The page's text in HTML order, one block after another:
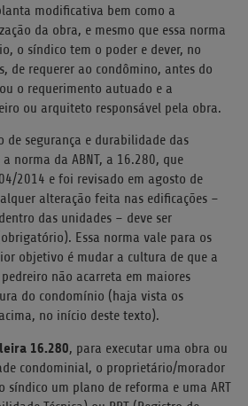
modificativa bem como a
da obra, e mesmo que essa norma
o síndico tem o poder e dever, no
de requerer ao condômino, antes do
o requerimento autuado e a
ou arquiteto responsável pela obra.
de segurança e durabilidade das
norma da ABNT, a 16.280, que
2014 e foi revisado em agosto de
alteração feita nas edificações –
das unidades – deve ser
Essa norma vale para os
objetivo é mudar a cultura de que a
não acarreta em maiores
do condomínio (haja vista os
no início deste texto).
16.280, para executar uma obra ou
condominial, o proprietário/morador
síndico um plano de reforma e uma ART